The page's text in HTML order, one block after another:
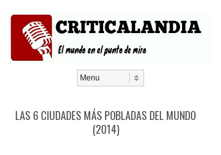
LAS 6 CIUDADES MÁS POBLADAS DEL MUNDO
(2014)